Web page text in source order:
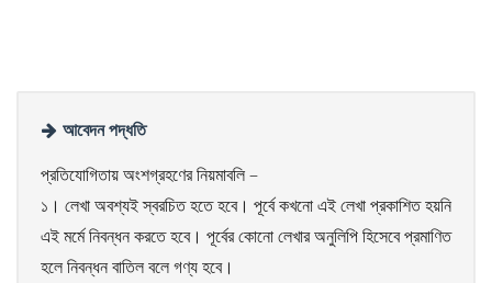
আবেদন পদ্ধতি
প্রতিযোগিতায় অংশগ্রহণের নিয়মাবলি –
১। লেখা অবশ্যই স্বরচিত হতে হবে। পূর্বে কখনো এই লেখা প্রকাশিত হয়নি
এই মর্মে নিবন্ধন করতে হবে। পূর্বের কোনো লেখার অনুলিপি হিসেবে প্রমাণিত
হলে নিবন্ধন বাতিল বলে গণ্য হবে।